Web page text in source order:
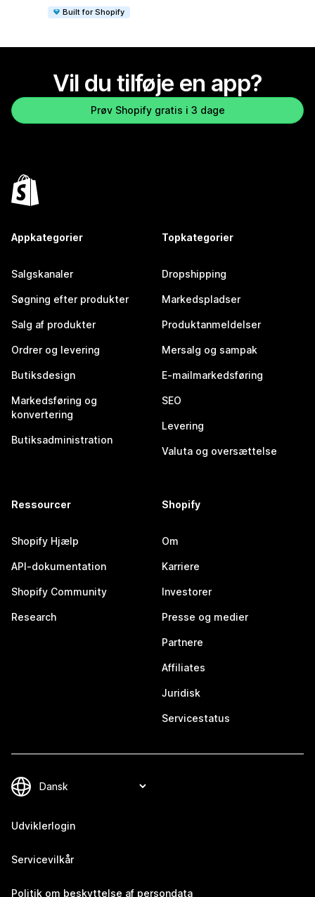
Built for Shopify
Vil du tilføje en app?
Prøv Shopify gratis i 3 dage
Appkategorier
Salgskanaler
Søgning efter produkter
Salg af produkter
Ordrer og levering
Butiksdesign
Markedsføring og
konvertering
Butiksadministration
Topkategorier
Dropshipping
Markedspladser
Produktanmeldelser
Mersalg og sampak
E-mailmarkedsføring
SEO
Levering
Valuta og oversættelse
Ressourcer
Shopify Hjælp
API-dokumentation
Shopify Community
Research
Shopify
Om
Karriere
Investorer
Presse og medier
Partnere
Affiliates
Juridisk
Servicestatus
Udviklerlogin
Servicevilkår
Politik om beskyttelse af persondata